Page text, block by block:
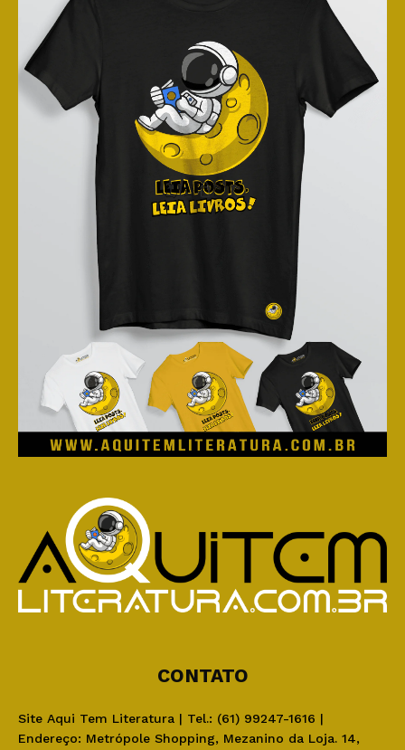
CONTATO
Site Aqui Tem Literatura | Tel.: (61) 99247-1616 |
Endereço: Metrópole Shopping, Mezanino da Loja. 14,